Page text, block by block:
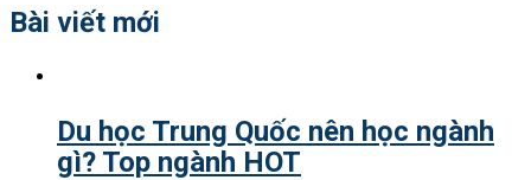
Bài viết mới
Du học Trung Quốc nên học ngành
gì? Top ngành HOT